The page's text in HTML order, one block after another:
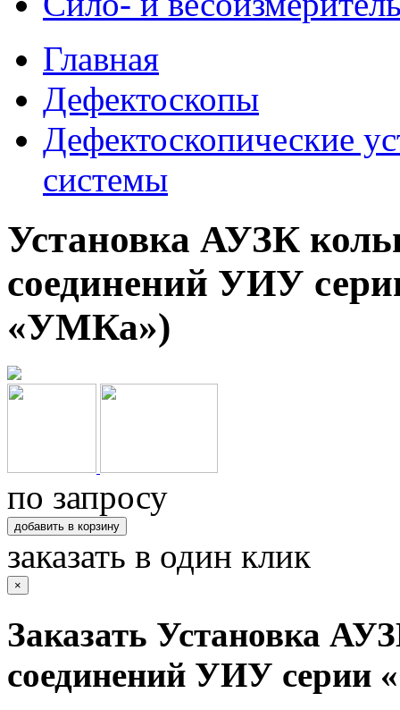
Главная
Дефектоскопы
Дефектоскопические
системы
Установка АУЗК
соединений УИУ
«УМКа»)
по запросу
добавить в корзину
заказать в один клик
×
Заказать Установка
соединений УИУ